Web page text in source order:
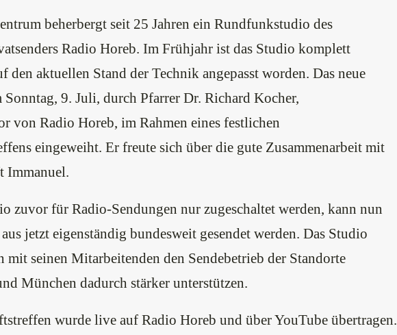
beherbergt seit 25 Jahren ein Rundfunkstudio des
Radio Horeb. Im Frühjahr ist das Studio komplett
den aktuellen Stand der Technik angepasst worden. Das neue
Sonntag, 9. Juli, durch Pfarrer Dr. Richard Kocher,
von Radio Horeb, im Rahmen eines festlichen
eingeweiht. Er freute sich über die gute Zusammenarbeit mit
Immanuel.
zuvor für Radio-Sendungen nur zugeschaltet werden, kann nun
jetzt eigenständig bundesweit gesendet werden. Das Studio
mit seinen Mitarbeitenden den Sendebetrieb der Standorte
München dadurch stärker unterstützen.
wurde live auf Radio Horeb und über YouTube übertragen.